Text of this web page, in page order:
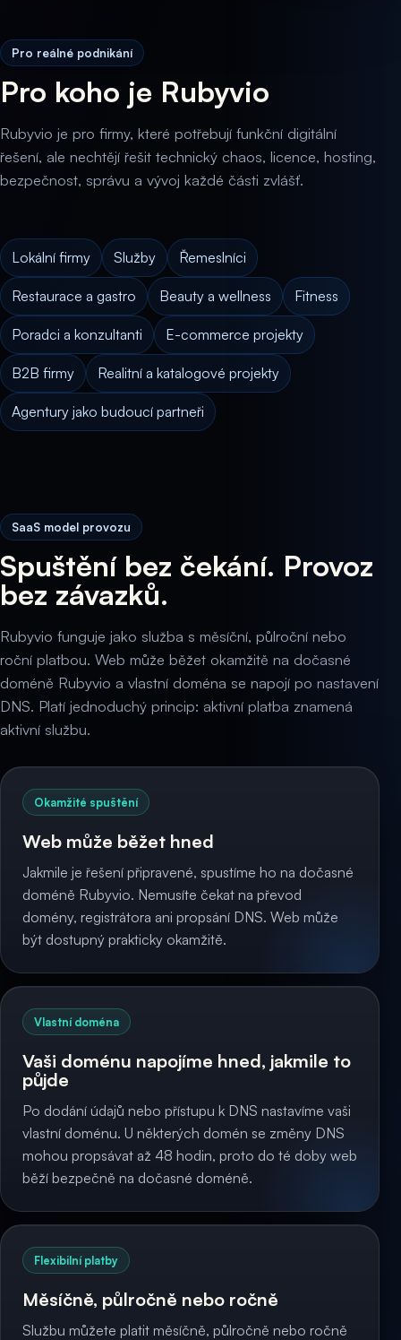
Pro reálné podnikání
Pro koho je Rubyvio
Rubyvio je pro firmy, které potřebují funkční digitální
řešení, ale nechtějí řešit technický chaos, licence, hosting,
bezpečnost, správu a vývoj každé části zvlášť.
Lokální firmy Služby Řemeslníci
Restaurace a gastro Beauty a wellness Fitness
Poradci a konzultanti E-commerce projekty
B2B firmy Realitní a katalogové projekty
Agentury jako budoucí partneři
SaaS model provozu
Spuštění bez čekání. Provoz
bez závazků.
Rubyvio funguje jako služba s měsíční, půlroční nebo
roční platbou. Web může běžet okamžitě na dočasné
doméně Rubyvio a vlastní doména se napojí po nastavení
DNS. Platí jednoduchý princip: aktivní platba znamená
aktivní službu.
Okamžité spuštění
Web může běžet hned
Jakmile je řešení připravené, spustíme ho na dočasné
doméně Rubyvio. Nemusíte čekat na převod
domény, registrátora ani propsání DNS. Web může
být dostupný prakticky okamžitě.
Vlastní doména
Vaši doménu napojíme hned, jakmile to
půjde
Po dodání údajů nebo přístupu k DNS nastavíme vaši
vlastní doménu. U některých domén se změny DNS
mohou propsávat až 48 hodin, proto do té doby web
běží bezpečně na dočasné doméně.
Flexibilní platby
Měsíčně, půlročně nebo ročně
Službu můžete platit měsíčně, půlročně nebo ročně